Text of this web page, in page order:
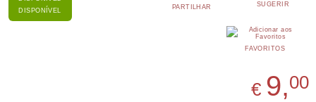
DISPONÍVEL
SUGERIR
PARTILHAR
FAVORITOS
€ 9,00